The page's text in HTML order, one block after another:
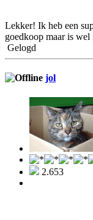
Lekker! Ik heb een
goedkoop maar is
Gelogd
jol
2.653